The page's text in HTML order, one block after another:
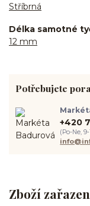
Stříbrná
Délka samotné
12 mm
Zboží
Potřebujete
+420
(Po-Ne,